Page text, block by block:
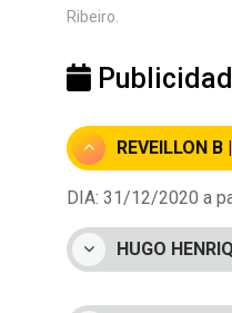
Ribeiro.
REVEILLON
DIA: 31/12/2020 a
HUGO